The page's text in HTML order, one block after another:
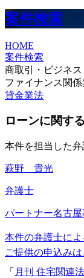
案件検索
HOME
案件検索
商取引・ビジネ
ファイナンス関
貸金業法
ローンに関す
本件を担当した
萩野 貴光
弁護士
パートナー名古
本件の弁護士に
ご提供の申込み
「 月刊 住宅関連